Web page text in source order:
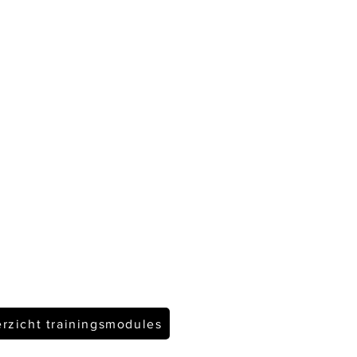
trainingsmodules